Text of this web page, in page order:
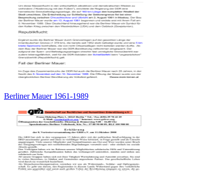
Berliner Mauer 1961-1989